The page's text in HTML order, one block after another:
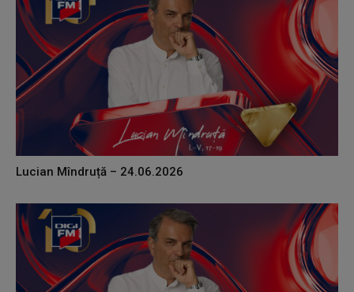
Lucian Mîndruță – 24.06.2026